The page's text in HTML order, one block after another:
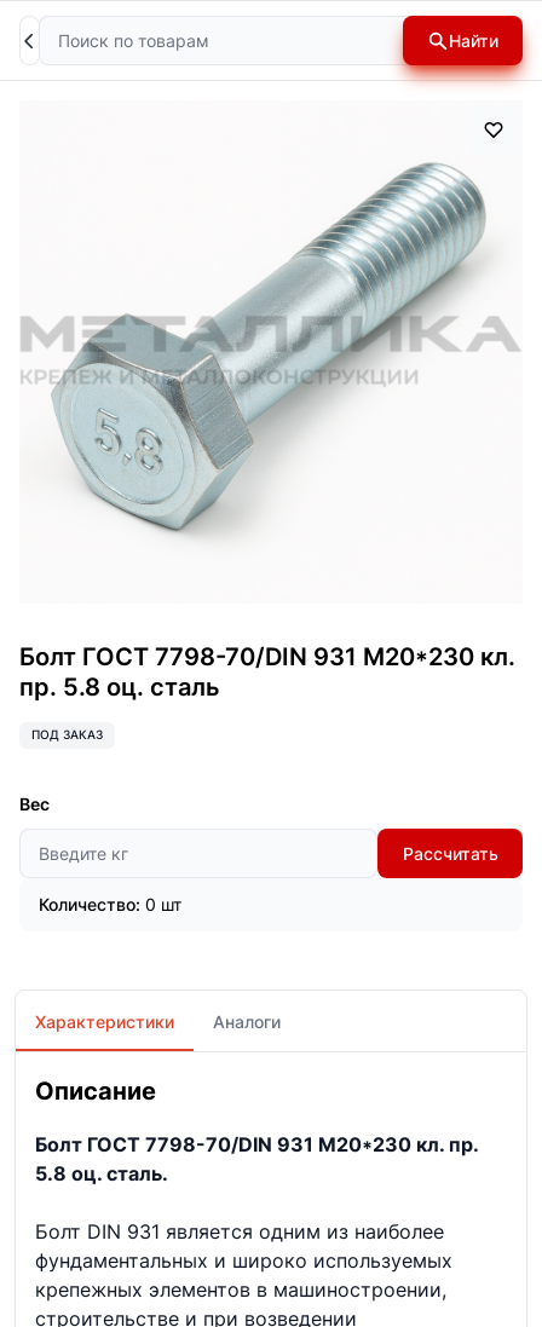
Поиск Найти
Болт ГОСТ 7798-70/DIN 931 М20*230 кл.
пр. 5.8 оц. сталь
ПОД ЗАКАЗ
Вес
Рассчитать
Количество: 0 шт
Характеристики Аналоги
Описание
Болт ГОСТ 7798-70/DIN 931 М20*230 кл. пр.
5.8 оц. сталь.
Болт DIN 931 является одним из наиболее
фундаментальных и широко используемых
крепежных элементов в машиностроении,
строительстве и при возведении